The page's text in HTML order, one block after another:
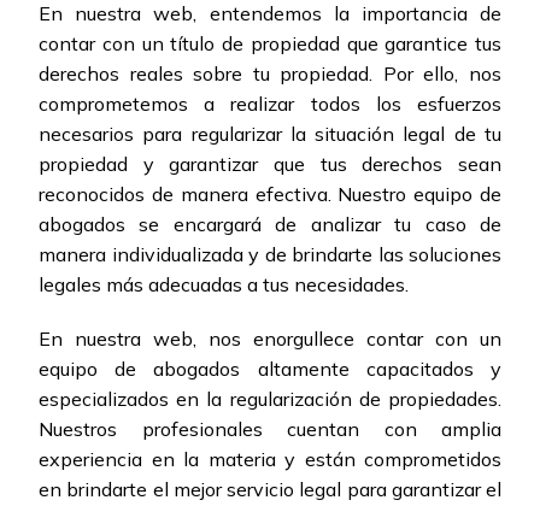
En nuestra web, entendemos la importancia de
contar con un título de propiedad que garantice tus
derechos reales sobre tu propiedad. Por ello, nos
comprometemos a realizar todos los esfuerzos
necesarios para regularizar la situación legal de tu
propiedad y garantizar que tus derechos sean
reconocidos de manera efectiva. Nuestro equipo de
abogados se encargará de analizar tu caso de
manera individualizada y de brindarte las soluciones
legales más adecuadas a tus necesidades.
En nuestra web, nos enorgullece contar con un
equipo de abogados altamente capacitados y
especializados en la regularización de propiedades.
Nuestros profesionales cuentan con amplia
experiencia en la materia y están comprometidos
en brindarte el mejor servicio legal para garantizar el